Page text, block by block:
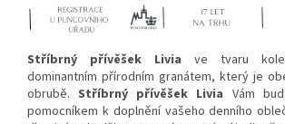
Stříbrný přívěšek Livia ve tvaru
dominantním přírodním granátem, který je
obrubě.Stříbrný přívěšek Livia Vám
pomocníkem k doplnění vašeho denního